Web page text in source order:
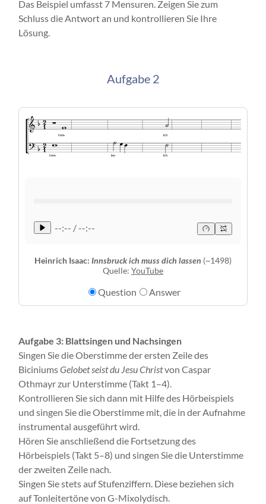
Das Beispiel umfasst 7 Mensuren. Zeigen Sie zum
Schluss die Antwort an und kontrollieren Sie Ihre
Lösung.
Aufgabe 2
Inns- ich
Inns- las- ich
--:-- / --:--
Heinrich Isaac: Innsbruck ich muss dich lassen (~1498)
Quelle: YouTube
Question Answer
Aufgabe 3: Blattsingen und Nachsingen
Singen Sie die Oberstimme der ersten Zeile des
BiciniumsGelobet seist du Jesu Christvon Caspar
Othmayr zur Unterstimme (Takt 1–4).
Kontrollieren Sie sich dann mit Hilfe des Hörbeispiels
und singen Sie die Oberstimme mit, die in der Aufnahme
instrumental ausgeführt wird.
Hören Sie anschließend die Fortsetzung des
Hörbeispiels (Takt 5–8) und singen Sie die Unterstimme
der zweiten Zeile nach.
Singen Sie stets auf Stufenziffern. Diese beziehen sich
auf Tonleitertöne von G-Mixolydisch.